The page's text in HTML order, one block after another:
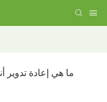
ما هي إعادة تدوير